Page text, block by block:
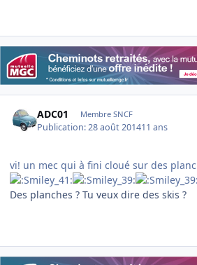
ADC01 Membre SNCF
Publication:28 août 201411 ans
vi! un mec qui à fini cloué sur des
Des planches ? Tu veux dire des skis ?